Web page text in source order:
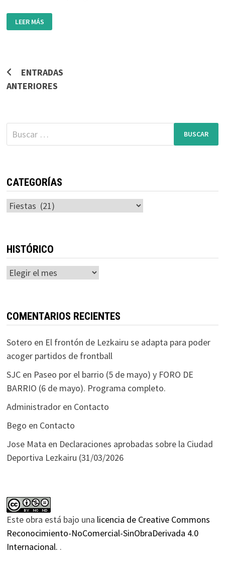
LOGOTIPO
DE
LEZKAIRU
LEER MÁS
Navegación
de
ENTRADAS
ANTERIORES
Buscar:
CATEGORÍAS
Categorías
HISTÓRICO
Histórico
COMENTARIOS RECIENTES
Sotero en El frontón de Lezkairu se adapta para poder
acoger partidos de frontball
SJCen Paseo por el barrio (5 de mayo) y FORO DE
BARRIO (6 de mayo). Programa completo.
Administradoren Contacto
Bego en Contacto
Jose Mata en Declaraciones aprobadas sobre la Ciudad
Deportiva Lezkairu (31/03/2026
Este obra está bajo una licencia de Creative Commons
Reconocimiento-NoComercial-SinObraDerivada 4.0
Internacional. .